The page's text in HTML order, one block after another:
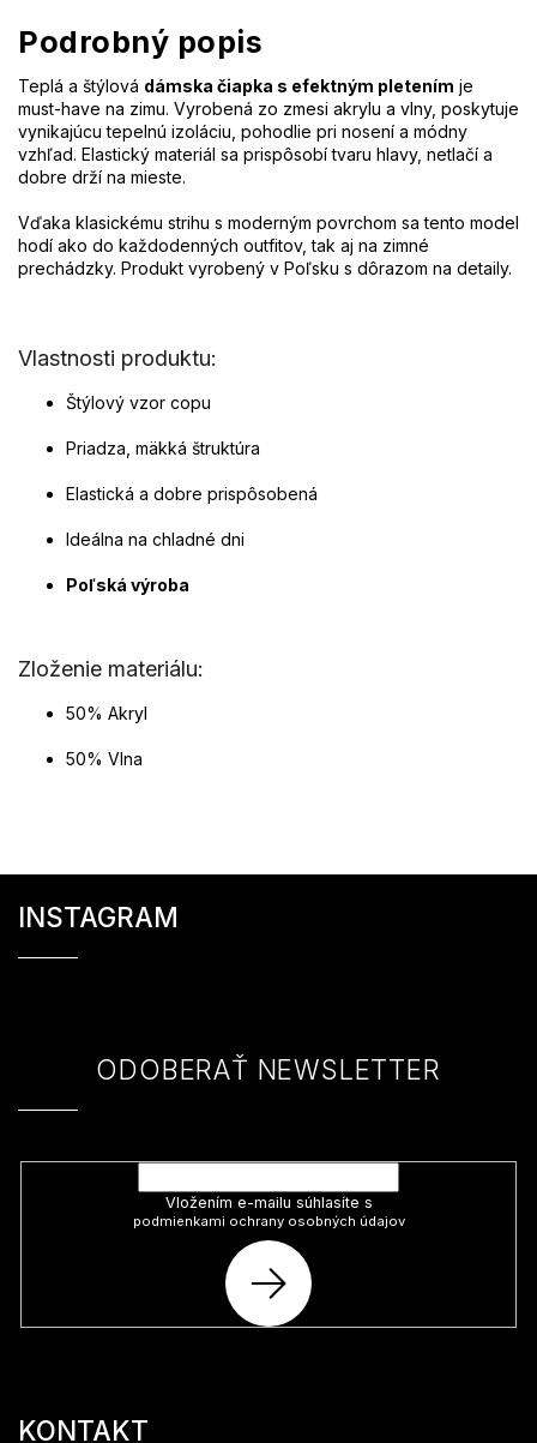
Podrobný popis
Teplá a štýlová dámska čiapka s efektným pletením je
must-have na zimu. Vyrobená zo zmesi akrylu a vlny, poskytuje
vynikajúcu tepelnú izoláciu, pohodlie pri nosení a módny
vzhľad. Elastický materiál sa prispôsobí tvaru hlavy, netlačí a
dobre drží na mieste.
Vďaka klasickému strihu s moderným povrchom sa tento model
hodí ako do každodenných outfitov, tak aj na zimné
prechádzky. Produkt vyrobený v Poľsku s dôrazom na detaily.
Vlastnosti produktu:
Štýlový vzor copu
Priadza, mäkká štruktúra
Elastická a dobre prispôsobená
Ideálna na chladné dni
Poľská výroba
Zloženie materiálu:
50% Akryl
50% Vlna
INSTAGRAM
ODOBERAŤ NEWSLETTER
Vložením e-mailu súhlasíte s
podmienkami ochrany osobných údajov
PRIHLÁSIŤ
SA
KONTAKT